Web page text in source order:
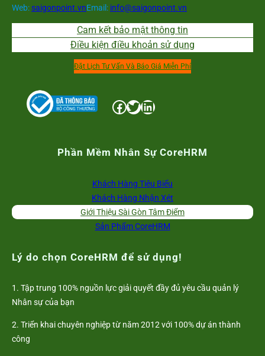
Web:saigonpoint.vnEmail: info@saigonpoint.vn
Cam kết bảo mật thông tin
Điều kiện điều khoản sử dụng
Đặt Lịch Tư Vấn Và Báo Giá Miễn Phí
Facebook Twitter LinkedIn
Phần Mềm Nhân Sự CoreHRM
Khách Hàng Tiêu Biểu
Khách Hàng Nhận Xét
Giới Thiệu Sài Gòn Tâm Điểm
Sản Phẩm CoreHRM
Lý do chọn CoreHRM để sử dụng!
1. Tập trung 100% nguồn lực giải quyết đầy đủ yêu cầu quản lý
Nhân sự của bạn
2. Triển khai chuyên nghiệp từ năm 2012 với 100% dự án thành
công